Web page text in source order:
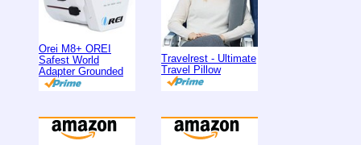
Orei M8+ OREI
Safest World
Adapter Grounded
Travelrest - Ultimate
Travel Pillow